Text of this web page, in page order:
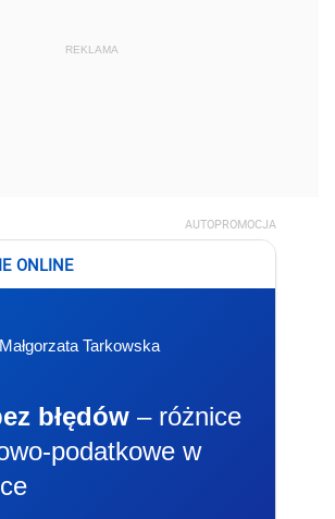
REKLAMA
AUTOPROMOCJA
ONLINE
Małgorzata Tarkowska
błędów – różnice
podatkowe w